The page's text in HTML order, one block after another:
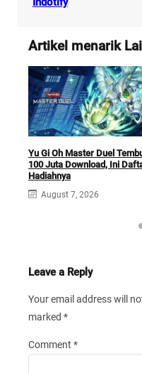
Artikel menarik
Yu Gi Oh Master Duel
100 Juta Download, Ini
Hadiahnya
August 7, 2026
Leave a Reply
Your email address will
marked *
Comment *